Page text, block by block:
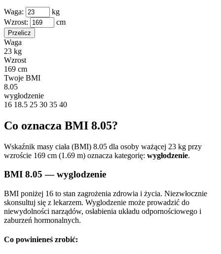
Waga:
kg
Wzrost:
cm
Przelicz
Waga
23 kg
Wzrost
169 cm
Twoje BMI
8.05
wygłodzenie
16 18.5 25 30 35 40
Co oznacza BMI 8.05?
Wskaźnik masy ciała (BMI) 8.05 dla osoby ważącej 23 kg przy
wzroście 169 cm (1.69 m) oznacza kategorię: wygłodzenie.
BMI 8.05 — wyglodzenie
BMI poniżej 16 to stan zagrożenia zdrowia i życia. Niezwłocznie
skonsultuj się z lekarzem. Wyglodzenie może prowadzić do
niewydolności narządów, osłabienia układu odpornościowego i
zaburzeń hormonalnych.
Co powinieneś zrobić: